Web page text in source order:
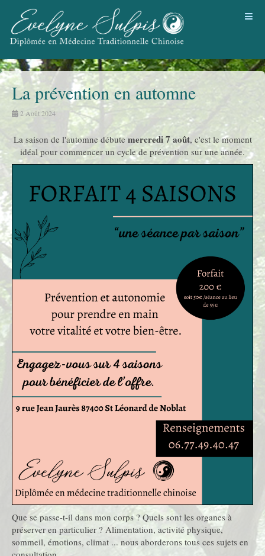
La prévention en automne
2 Août 2024
La saison de l'automne débute mercredi 7 août, c'est le moment
idéal pour commencer un cycle de prévention sur une année.
Que se passe-t-il dans mon corps ? Quels sont les organes à
préserver en particulier ? Alimentation, activité physique,
sommeil, émotions, climat ... nous aborderons tous ces sujets en